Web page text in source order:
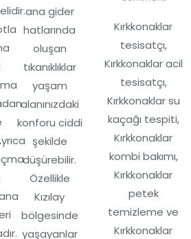
ana gider
hatlarında
oluşan
tıkanıklıklar
yaşam
alanınızdaki
konforu ciddi
şekilde
düşürebilir.
Özellikle
Kızılay
bölgesinde
yaşayanlar
Kırkkonaklar
tesisatçı,
Kırkkonaklar acil
tesisatçı,
Kırkkonaklar su
kaçağı tespiti,
Kırkkonaklar
kombi bakımı,
Kırkkonaklar
petek
temizleme ve
Kırkkonaklar